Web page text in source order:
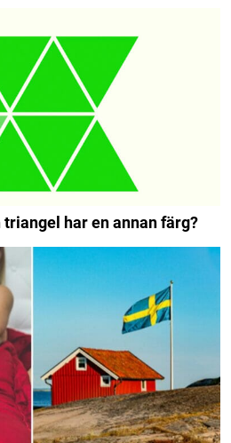
har en annan färg?